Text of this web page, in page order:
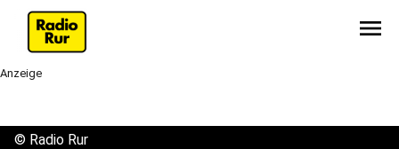
menu
Anzeige
© Radio Rur